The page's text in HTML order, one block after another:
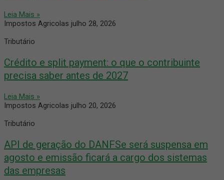
Leia Mais »
Impostos Agricolas julho 28, 2026
Tributário
Crédito e split payment: o que o contribuinte
precisa saber antes de 2027
Leia Mais »
Impostos Agricolas julho 20, 2026
Tributário
API de geração do DANFSe será suspensa em
agosto e emissão ficará a cargo dos sistemas
das empresas